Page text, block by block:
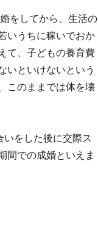
をしてから、生活の
いうちに稼いでおか
て、子どもの養育費
いといけないという
このままでは体を壊
をした後に交際ス
間での成婚といえま